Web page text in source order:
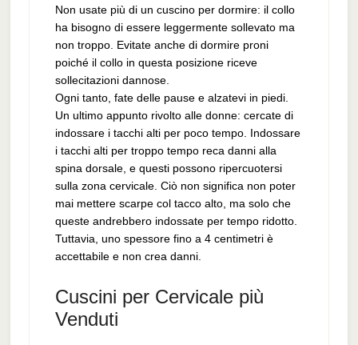
Non usate più di un cuscino per dormire: il collo
ha bisogno di essere leggermente sollevato ma
non troppo. Evitate anche di dormire proni
poiché il collo in questa posizione riceve
sollecitazioni dannose.
Ogni tanto, fate delle pause e alzatevi in piedi.
Un ultimo appunto rivolto alle donne: cercate di
indossare i tacchi alti per poco tempo. Indossare
i tacchi alti per troppo tempo reca danni alla
spina dorsale, e questi possono ripercuotersi
sulla zona cervicale. Ciò non significa non poter
mai mettere scarpe col tacco alto, ma solo che
queste andrebbero indossate per tempo ridotto.
Tuttavia, uno spessore fino a 4 centimetri è
accettabile e non crea danni.
Cuscini per Cervicale più
Venduti